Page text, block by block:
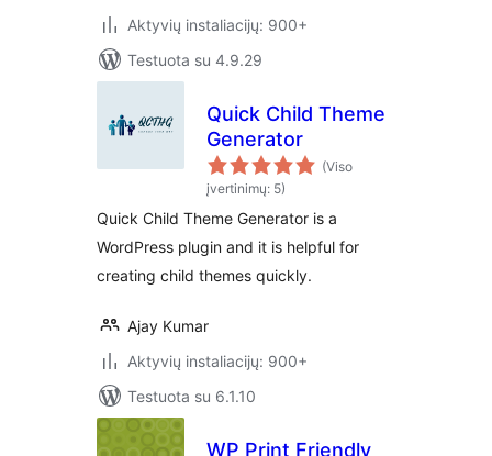
Aktyvių instaliacijų: 900+
Testuota su 4.9.29
Quick Child Theme
Generator
(Viso
įvertinimų: 5)
Quick Child Theme Generator is a
WordPress plugin and it is helpful for
creating child themes quickly.
Ajay Kumar
Aktyvių instaliacijų: 900+
Testuota su 6.1.10
WP Print Friendly